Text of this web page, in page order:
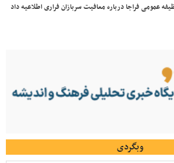
عمومی فراجا درباره معافیت سربازان فراری اطلاعیه داد
وبگردی